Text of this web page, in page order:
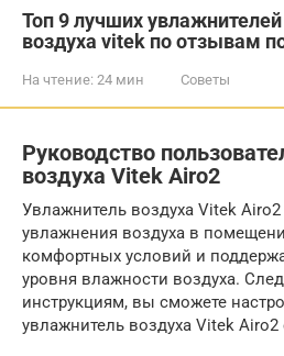
Топ 9 лучших
воздуха vitek по отзывам
На чтение: 24 мин Советы
Руководство
воздуха Vitek Airo2
Увлажнитель воздуха Vitek
увлажнения воздуха в
комфортных условий и
уровня влажности воздуха.
инструкциям, вы сможете
увлажнитель воздуха Vitek Airo2